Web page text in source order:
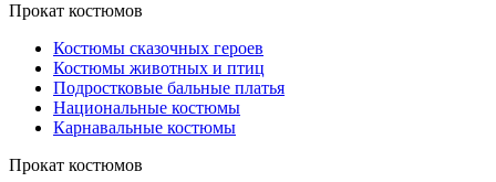
Прокат костюмов
Костюмы сказочных героев
Костюмы животных и птиц
Подростковые бальные платья
Национальные костюмы
Карнавальные костюмы
Прокат костюмов